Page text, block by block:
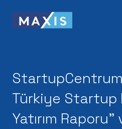
Türkiye Startup
Yatırım